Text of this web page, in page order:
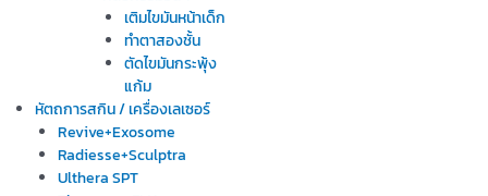
เติมไขมันหน้าเด็ก
ทำตาสองชั้น
ตัดไขมันกระพุ้ง
แก้ม
หัตถการสกิน / เครื่องเลเซอร์
Revive+Exosome
Radiesse+Sculptra
Ulthera SPT